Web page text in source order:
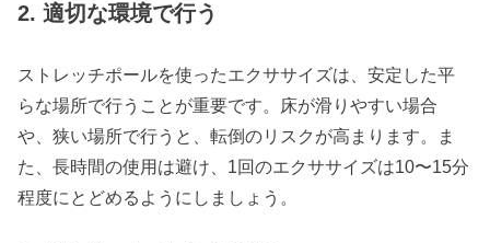
2. 適切な環境で行う
ストレッチポールを使ったエクササイズは、安定した平
らな場所で行うことが重要です。床が滑りやすい場合
や、狭い場所で行うと、転倒のリスクが高まります。ま
た、長時間の使用は避け、1回のエクササイズは10〜15分
程度にとどめるようにしましょう。